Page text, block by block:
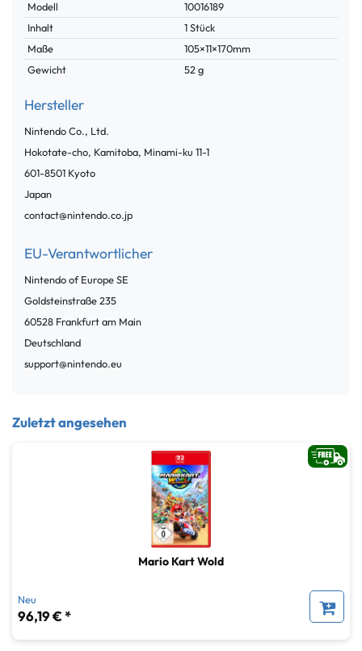
Modell
10016189
Inhalt
1 Stück
Maße
105×11×170mm
Gewicht
52 g
Hersteller
Nintendo Co., Ltd.
Hokotate-cho, Kamitoba, Minami-ku 11-1
601-8501 Kyoto
Japan
contact@nintendo.co.jp
EU-Verantwortlicher
Nintendo of Europe SE
Goldsteinstraße235
60528 Frankfurt am Main
Deutschland
support@nintendo.eu
Zuletzt angesehen
Mario Kart Wold
Neu
96,19 € *